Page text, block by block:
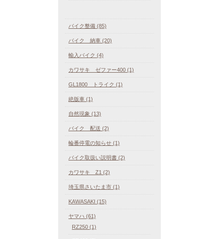
バイク整備 (85)
バイク 納車 (20)
輸入バイク (4)
カワサキ ゼファー400 (1)
GL1800 トライク (1)
絶版車 (1)
自然現象 (13)
バイク 配送 (2)
輪番停電の知らせ (1)
バイク取扱い説明書 (2)
カワサキ Z1 (2)
埼玉県さいたま市 (1)
KAWASAKI (15)
ヤマハ (61)
RZ250 (1)